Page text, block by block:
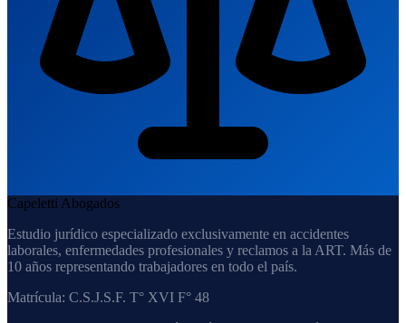
Capeletti Abogados
Estudio jurídico especializado exclusivamente en accidentes
laborales, enfermedades profesionales y reclamos a la ART. Más de
10 años representando trabajadores en todo el país.
Matrícula: C.S.J.S.F. T° XVI F° 48